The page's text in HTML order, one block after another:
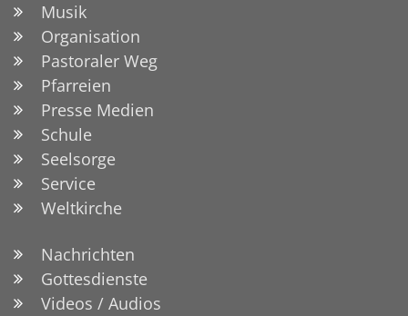
Musik
Organisation
Pastoraler Weg
Pfarreien
Presse Medien
Schule
Seelsorge
Service
Weltkirche
Nachrichten
Gottesdienste
Videos / Audios